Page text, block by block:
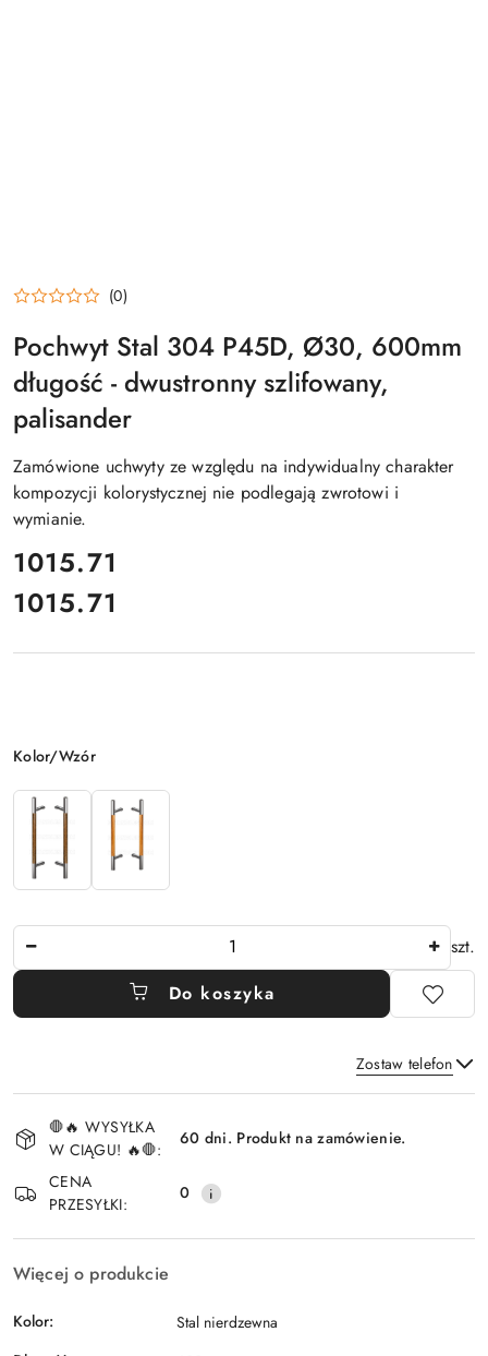
(0)
Pochwyt Stal 304 P45D, Ø30, 600mm
długość - dwustronny szlifowany,
palisander
Zamówione uchwyty ze względu na indywidualny charakter
kompozycji kolorystycznej nie podlegają zwrotowi i
wymianie.
cena:
1015.71
Cena:
1015.71
Wariant
Kolor/Wzór
szt.
Do koszyka
Zostaw telefon
Dostępność
i
dostawa
🛑🔥 WYSYŁKA
W CIĄGU! 🔥🛑:
60 dni. Produkt na zamówienie.
CENA
PRZESYŁKI:
0
Więcej o produkcie
Kolor:
Stal nierdzewna